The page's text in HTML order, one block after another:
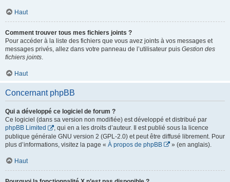
Haut
Comment trouver tous mes fichiers joints ?
Pour accéder à la liste des fichiers que vous avez joints à vos messages et
messages privés, allez dans votre panneau de l’utilisateur puis Gestion des
fichiers joints.
Haut
Concernant phpBB
Qui a développé ce logiciel de forum ?
Ce logiciel (dans sa version non modifiée) est développé et distribué par
phpBB Limited
, qui en a les droits d’auteur. Il est publié sous la licence
publique générale GNU version 2 (GPL-2.0) et peut être diffusé librement. Pour
plus d’informations, visitez la page « À propos de phpBB » (en anglais).
Haut